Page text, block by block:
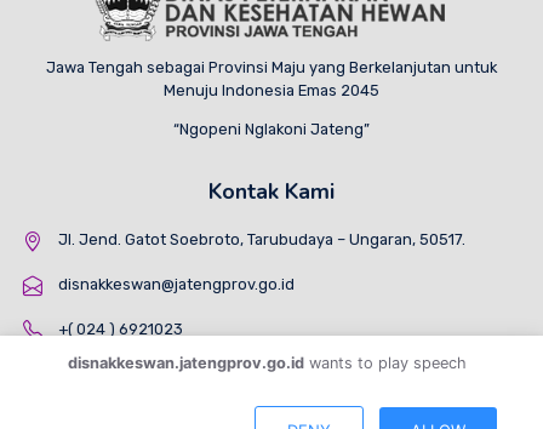
Jawa Tengah sebagai Provinsi Maju yang Berkelanjutan untuk
Menuju Indonesia Emas 2045
“Ngopeni Nglakoni Jateng”
Kontak Kami
Jl. Jend. Gatot Soebroto, Tarubudaya – Ungaran, 50517.
disnakkeswan@jatengprov.go.id
+( 024 ) 6921023
disnakkeswan.jatengprov.go.id wants to play speech